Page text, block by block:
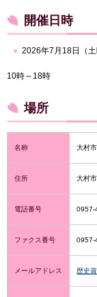
開催日時
2026年7月18日（
10時～18時
場所
名称 大村
住所 大村
電話番号 0957-
ファクス番号 0957-
メールアドレス 歴史